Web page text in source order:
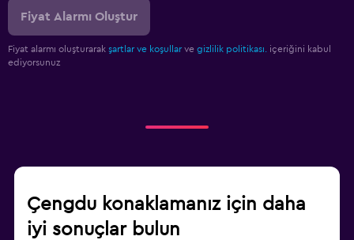
Fiyat Alarmı Oluştur
Fiyat alarmı oluşturarak şartlar ve koşullar ve gizlilik politikası.
içeriğini kabul
ediyorsunuz
Çengdu konaklamanız için daha
iyi sonuçlar bulun